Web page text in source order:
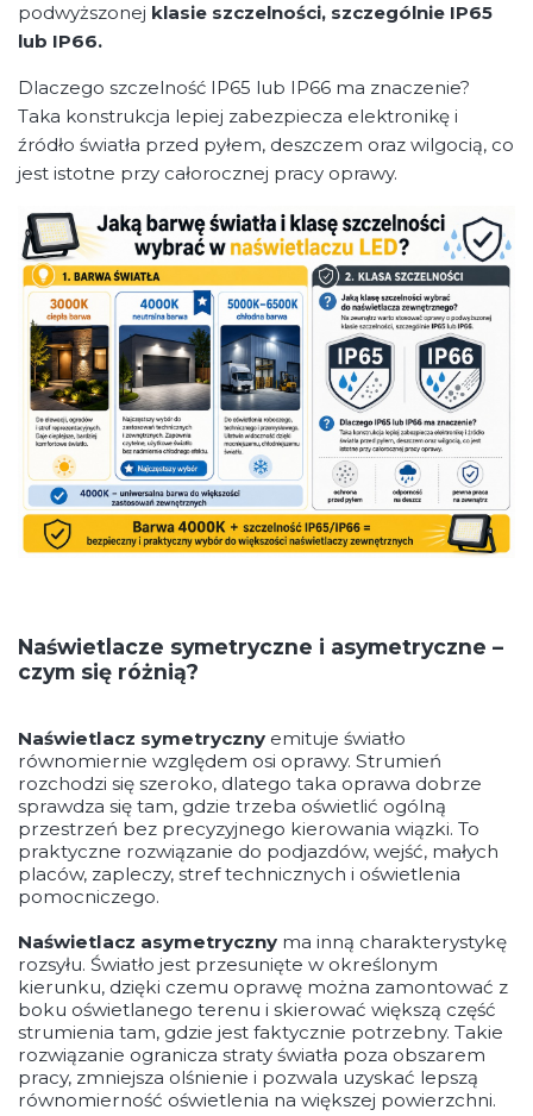
podwyższonej klasie szczelności, szczególnie IP65
lub IP66.
Dlaczego szczelność IP65 lub IP66 ma znaczenie?
Taka konstrukcja lepiej zabezpiecza elektronikę i
źródło światła przed pyłem, deszczem oraz wilgocią, co
jest istotne przy całorocznej pracy oprawy.
Naświetlacze symetryczne i asymetryczne –
czym się różnią?
Naświetlacz symetryczny emituje światło
równomiernie względem osi oprawy. Strumień
rozchodzi się szeroko, dlatego taka oprawa dobrze
sprawdza się tam, gdzie trzeba oświetlić ogólną
przestrzeń bez precyzyjnego kierowania wiązki. To
praktyczne rozwiązanie do podjazdów, wejść, małych
placów, zapleczy, stref technicznych i oświetlenia
pomocniczego.
Naświetlacz asymetryczny ma inną charakterystykę
rozsyłu. Światło jest przesunięte w określonym
kierunku, dzięki czemu oprawę można zamontować z
boku oświetlanego terenu i skierować większą część
strumienia tam, gdzie jest faktycznie potrzebny. Takie
rozwiązanie ogranicza straty światła poza obszarem
pracy, zmniejsza olśnienie i pozwala uzyskać lepszą
równomierność oświetlenia na większej powierzchni.